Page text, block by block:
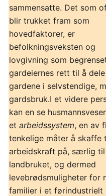
sammensatte. Det som
blir trukket fram som
hovedfaktorer, er
befolkningsveksten og
lovgivning som
gardeiernes rett til å dele
gardene i selvstendige,
gardsbruk.I et videre
kan en se
et arbeidssystem, en av
tenkelige måter å skaffe
arbeidskraft på, særlig til
landbruket, og dermed
levebrødsmuligheter for
familier i et førindustrielt